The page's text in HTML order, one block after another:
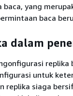
yang
baca
dalam
replika
untuk
replika siaga